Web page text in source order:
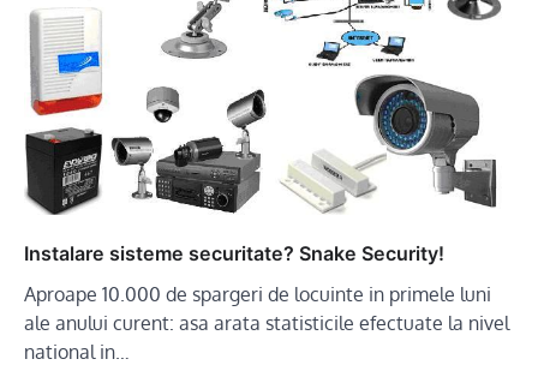
Instalare sisteme securitate? Snake Security!
Aproape 10.000 de spargeri de locuinte in primele luni
ale anului curent: asa arata statisticile efectuate la nivel
national in…